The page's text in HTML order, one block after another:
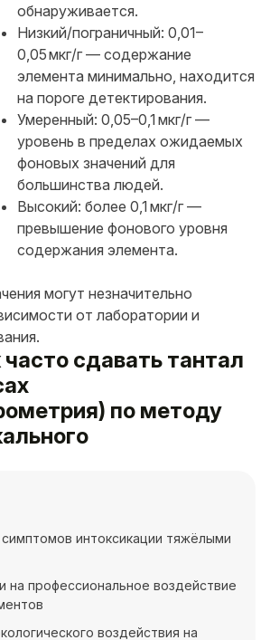
обнаруживается.
Низкий/пограничный: 0,01–
0,05 мкг/г — содержание
элемента минимально, находится
на пороге детектирования.
Умеренный: 0,05–0,1 мкг/г —
уровень в пределах ожидаемых
фоновых значений для
большинства людей.
Высокий: более 0,1 мкг/г —
превышение фонового уровня
содержания элемента.
могут незначительно
от лаборатории и
часто сдавать тантал
по методу
интоксикации тяжёлыми
на профессиональное воздействие
воздействия на